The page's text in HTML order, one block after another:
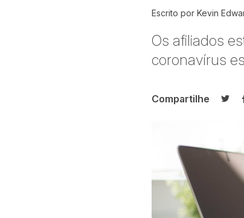
Escrito por Kevin
Os afiliados
coronavírus
Compartilhe